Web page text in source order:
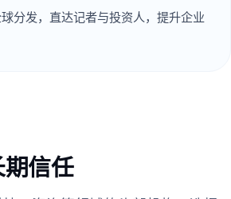
分发，直达记者与投资人，提升企业
期信任